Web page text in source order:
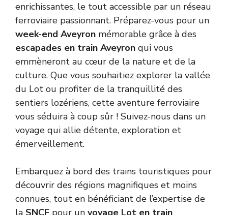
enrichissantes, le tout accessible par un réseau
ferroviaire passionnant. Préparez-vous pour un
week-end Aveyron mémorable grâce à des
escapades en train Aveyron qui vous
emmèneront au cœur de la nature et de la
culture. Que vous souhaitiez explorer la vallée
du Lot ou profiter de la tranquillité des
sentiers lozériens, cette aventure ferroviaire
vous séduira à coup sûr ! Suivez-nous dans un
voyage qui allie détente, exploration et
émerveillement.
Embarquez à bord des trains touristiques pour
découvrir des régions magnifiques et moins
connues, tout en bénéficiant de l’expertise de
la SNCF pour un voyage Lot en train